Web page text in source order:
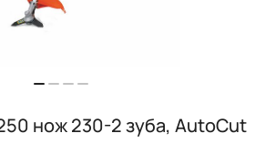
нож 230-2 зуба, AutoCut